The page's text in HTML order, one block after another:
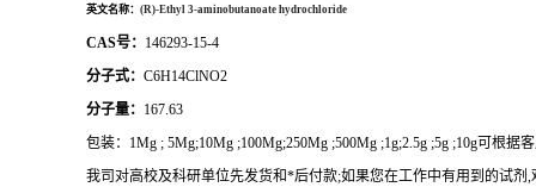
英文名称： (R)-Ethyl 3-aminobutanoate hydrochloride
CAS号： 146293-15-4
分子式： C6H14ClNO2
分子量： 167.63
包装： 1Mg ; 5Mg;10Mg ;100Mg;250Mg ;500Mg ;1g;2.5g ;5g ;10g可根据
我司对高校及科研单位先发货和*后付款;如果您在工作中有用到的试剂 ,